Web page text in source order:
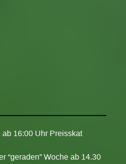
16:00 Uhr Preisskat
“geraden” Woche ab 14.30